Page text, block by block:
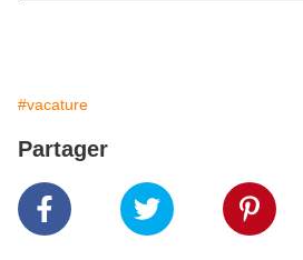
#vacature
Partager